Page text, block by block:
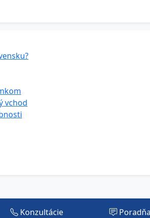
vchod
Konzultácie Poradňa